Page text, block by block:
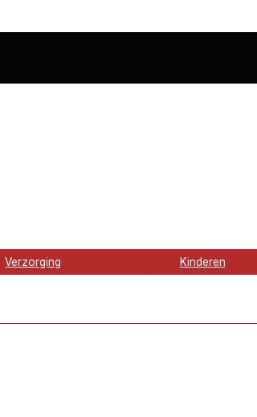
Verzorging Kinderen